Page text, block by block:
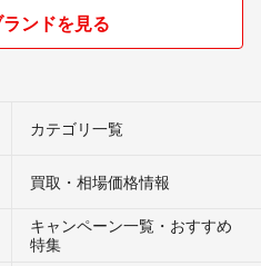
ンドを見る
カテゴリ一覧
買取・相場価格情報
キャンペーン一覧・おすすめ
特集